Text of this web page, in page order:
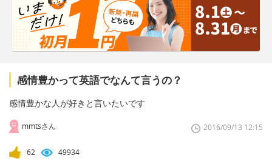
感情豊かって英語でなんて言うの？
感情豊かな人が好きと言いたいです
mmtsさん 2016/09/13 12:15
62 49934